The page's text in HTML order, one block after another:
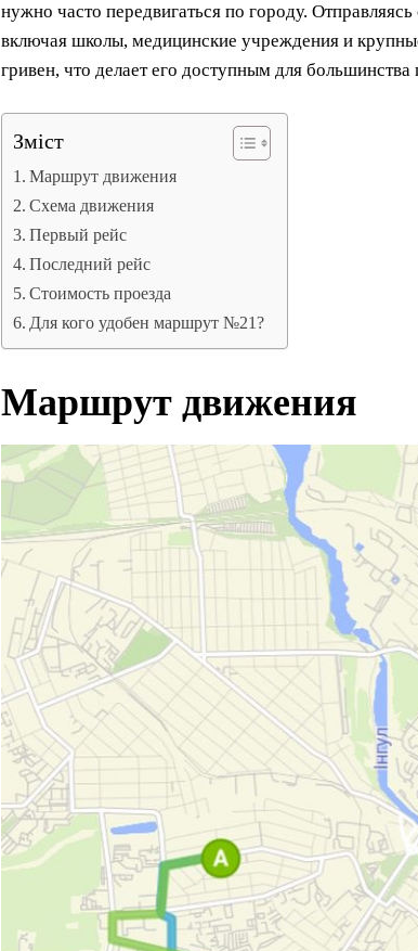
нужно часто передвигаться по городу.
включая школы, медицинские учреждения и
гривен, что делает его доступным для большинства
Зміст
Маршрут движения
Схема движения
Первый рейс
Последний рейс
Стоимость проезда
Для кого удобен маршрут №21?
Маршрут движения